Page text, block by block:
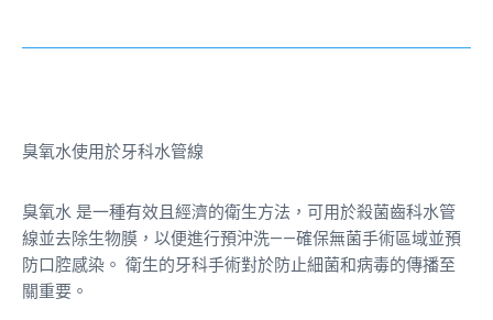
臭氧水使用於牙科水管線
臭氧水 是一種有效且經濟的衛生方法，可用於殺菌齒科水管
線並去除生物膜，以便進行預沖洗——確保無菌手術區域並預
防口腔感染。 衛生的牙科手術對於防止細菌和病毒的傳播至
關重要。